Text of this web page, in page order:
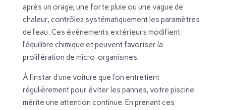
après un orage, une forte pluie ou une vague de
chaleur, contrôlez systématiquement les paramètres
de l’eau. Ces événements extérieurs modifient
l’équilibre chimique et peuvent favoriser la
prolifération de micro-organismes.
À l’instar d’une voiture que l’on entretient
régulièrement pour éviter les pannes, votre piscine
mérite une attention continue. En prenant ces